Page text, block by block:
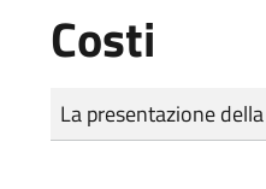
Costi
Tipo di pagamento
Importo
La presentazione